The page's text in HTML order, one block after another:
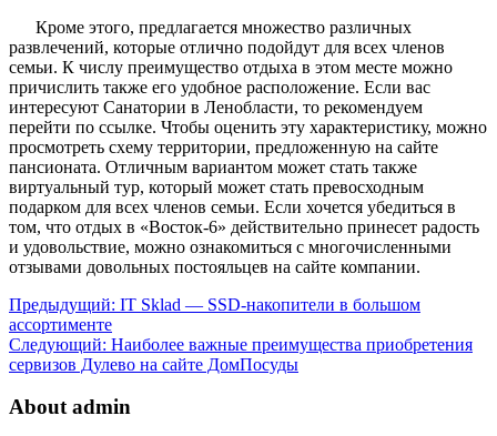
Кроме этого, предлагается множество различных
развлечений, которые отлично подойдут для всех членов
семьи. К числу преимущество отдыха в этом месте можно
причислить также его удобное расположение. Если вас
интересуют Санатории в Ленобласти, то рекомендуем
перейти по ссылке. Чтобы оценить эту характеристику, можно
просмотреть схему территории, предложенную на сайте
пансионата. Отличным вариантом может стать также
виртуальный тур, который может стать превосходным
подарком для всех членов семьи. Если хочется убедиться в
том, что отдых в «Восток-6» действительно принесет радость
и удовольствие, можно ознакомиться с многочисленными
отзывами довольных постояльцев на сайте компании.
Предыдущий: IT Sklad — SSD-накопители в большом
ассортименте
Следующий: Наиболее важные преимущества приобретения
сервизов Дулево на сайте ДомПосуды
About admin